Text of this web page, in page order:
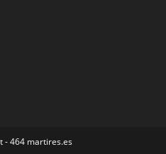
- 464 martires.es